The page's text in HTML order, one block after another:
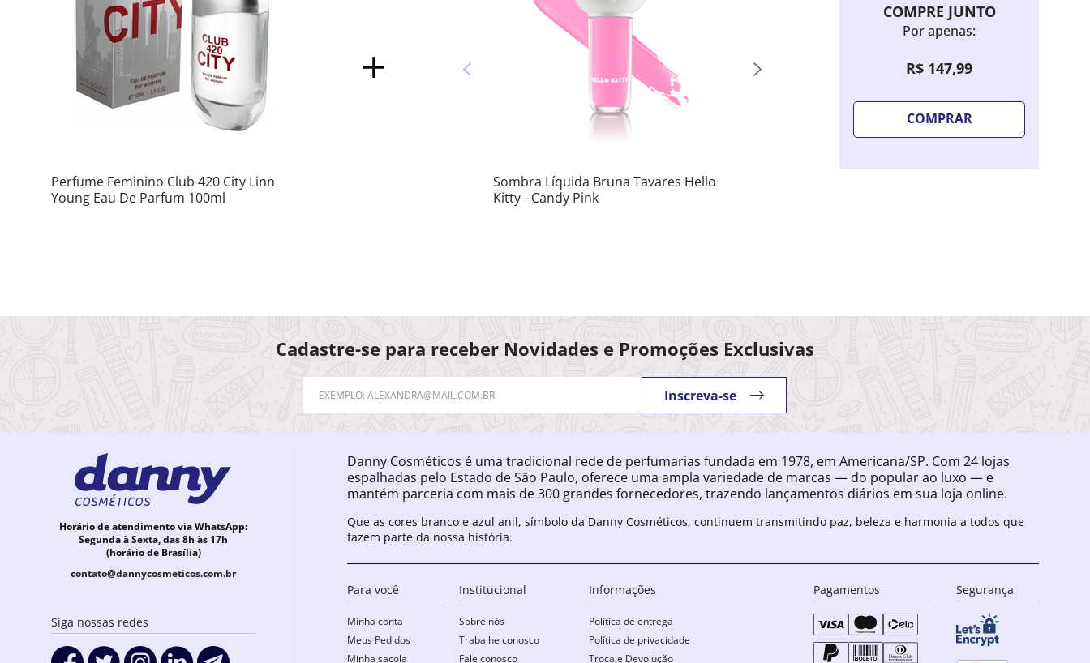
Perfume Feminino Club 420 City Linn
Young Eau De Parfum 100ml
Sombra Líquida Bruna Tavares Hello
Kitty - Candy Pink
COMPRE JUNTO
Por apenas:
R$ 147,99
COMPRAR
Cadastre-se para receber Novidades e Promoções Exclusivas
Inscreva-se
Horário de atendimento via WhatsApp:
Segunda à Sexta, das 8h às 17h
(horário de Brasília)
contato@dannycosmeticos.com.br
Siga nossas redes
Danny Cosméticos é uma tradicional rede de perfumarias fundada em 1978, em Americana/SP. Com 24 lojas
espalhadas pelo Estado de São Paulo, oferece uma ampla variedade de marcas — do popular ao luxo — e
mantém parceria com mais de 300 grandes fornecedores, trazendo lançamentos diários em sua loja online.
Que as cores branco e azul anil, símbolo da Danny Cosméticos, continuem transmitindo paz, beleza e harmonia a todos que
fazem parte da nossa história.
Para você
Minha conta
Meus Pedidos
Minha sacola
Institucional
Sobre nós
Trabalhe conosco
Fale conosco
Informações
Política de entrega
Política de privacidade
Troca e Devolução
Pagamentos Segurança